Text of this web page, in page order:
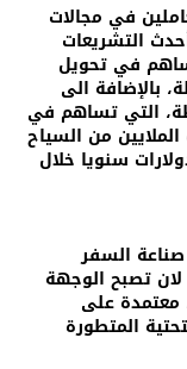
في مجالات
التشريعات
في تحويل
بالإضافة الى
التي تساهم في
من السياح
سنويا خلال
السفر
تصبح الوجهة
معتمدة على
المتطورة